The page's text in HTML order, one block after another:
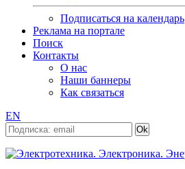
Подписаться на календарь
Реклама на портале
Поиск
Контакты
О нас
Наши баннеры
Как связаться
EN